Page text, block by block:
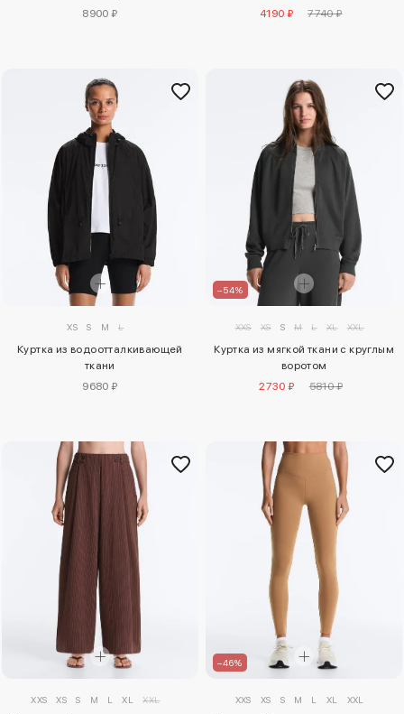
8900 ₽
4190 ₽
7740 ₽
XS S M L
Куртка из водоотталкивающей
ткани
9680 ₽
–54%
XXS XS S M L XL XXL
Куртка из мягкой ткани с круглым
воротом
2730 ₽
5810 ₽
XXS XS S M L XL XXL
–46%
XXS XS S M L XL XXL